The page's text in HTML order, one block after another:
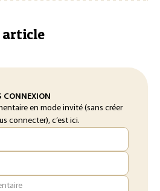
article
CONNEXION
en mode invité (sans créer
connecter), c’est ici.